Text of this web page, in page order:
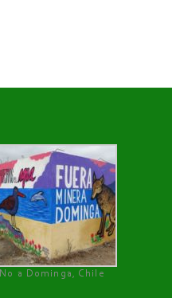
No a Dominga, Chile